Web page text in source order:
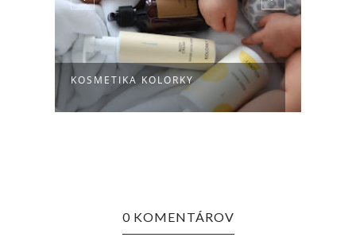
KOSMETIKA KOLORKY
0 KOMENTÁROV